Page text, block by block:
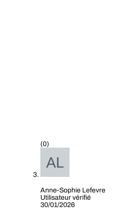
(0)
Anne-Sophie Lefevre
Utilisateur vérifié
30/01/2026